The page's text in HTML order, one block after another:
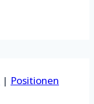
| Positionen